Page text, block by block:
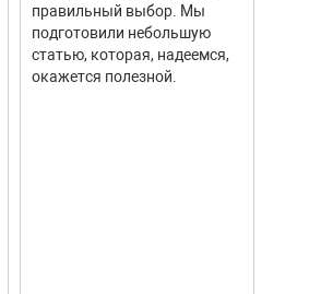
правильный выбор. Мы
подготовили небольшую
статью, которая, надеемся,
окажется полезной.